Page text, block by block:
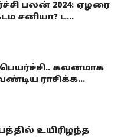
பலன் 2024: ஏழரை
சனியா? ட...
கவனமாக
ராசிக்க...
உயிரிழந்த